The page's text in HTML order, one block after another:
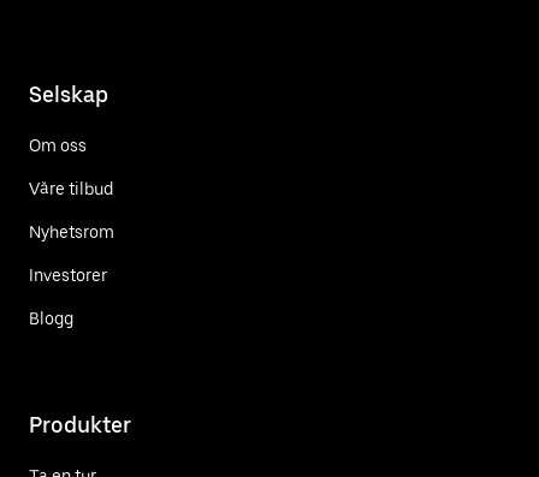
Selskap
Om oss
Våre tilbud
Nyhetsrom
Investorer
Blogg
Produkter